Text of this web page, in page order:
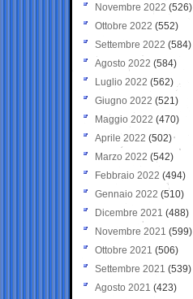
Novembre 2022 (526)
Ottobre 2022 (552)
Settembre 2022 (584)
Agosto 2022 (584)
Luglio 2022 (562)
Giugno 2022 (521)
Maggio 2022 (470)
Aprile 2022 (502)
Marzo 2022 (542)
Febbraio 2022 (494)
Gennaio 2022 (510)
Dicembre 2021 (488)
Novembre 2021 (599)
Ottobre 2021 (506)
Settembre 2021 (539)
Agosto 2021 (423)